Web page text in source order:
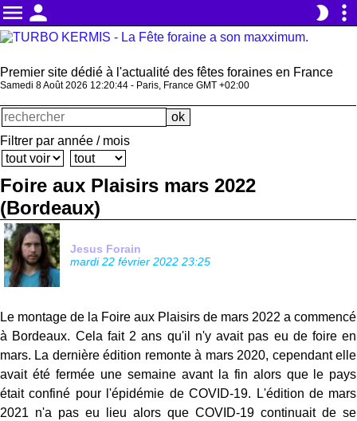
menu person brightness_2 more_vert
Premier site dédié à l'actualité des fêtes foraines en France
Samedi 8 Août 2026 12:20:44 - Paris, France GMT +02:00
Filtrer par année / mois
Foire aux Plaisirs mars 2022
(Bordeaux)
Jesus Forain
mardi 22 février 2022 23:25
Le montage de la Foire aux Plaisirs de mars 2022 a commencé
à Bordeaux. Cela fait 2 ans qu'il n'y avait pas eu de foire en
mars. La dernière édition remonte à mars 2020, cependant elle
avait été fermée une semaine avant la fin alors que le pays
était confiné pour l'épidémie de COVID-19. L'édition de mars
2021 n'a pas eu lieu alors que COVID-19 continuait de se